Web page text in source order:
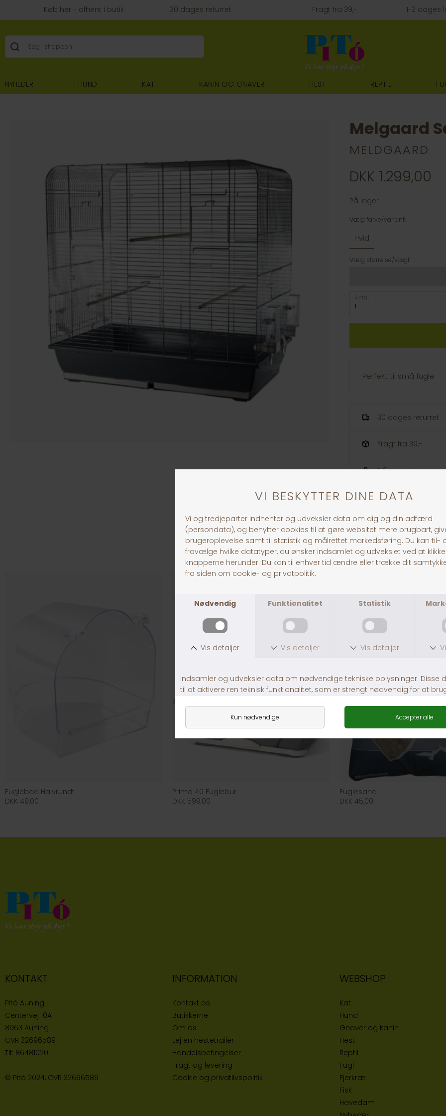
Køb her - afhent i butik 30 dages returret Fragt fra 39,- 1-3 dages
NYHEDER HUND KAT KANIN OG GNAVER HEST REPTIL
Melgaard
MELDGAARD
DKK 1.299,00
På lager
Vælg farve/variant:
Hvid
Vælg størrelse/vægt:
Antal
Perfekt til små fugle
30 dages returret
Fragt fra 39,-
1-3 dages levering
ANDRE KØBTE OGSÅ
Fuglebad Halvrundt
DKK 49,00
Primo 40 Fuglebur
DKK 599,00
Fuglesand
DKK 45,00
KONTAKT
Pitó Auning
Centervej 10A
8963 Auning
CVR 32696589
Tlf: 86481020
© Pitó 2024, CVR 32696589
INFORMATION
Kontakt os
Butikkerne
Om os
Lej en hestetrailer
Handelsbetingelser
Fragt og levering
Cookie og privatlivspolitik
WEBSHOP
Kat
Hund
Gnaver og kanin
Hest
Reptil
Fugl
Fjerkræ
Fisk
Havedam